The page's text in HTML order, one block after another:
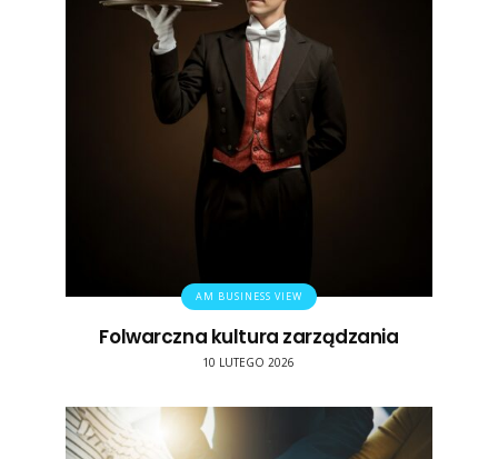
AM BUSINESS VIEW
Folwarczna kultura zarządzania
10 LUTEGO 2026